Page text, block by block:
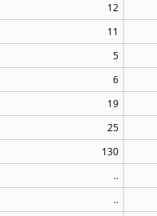
12
11
5
6
19
25
130
..
..